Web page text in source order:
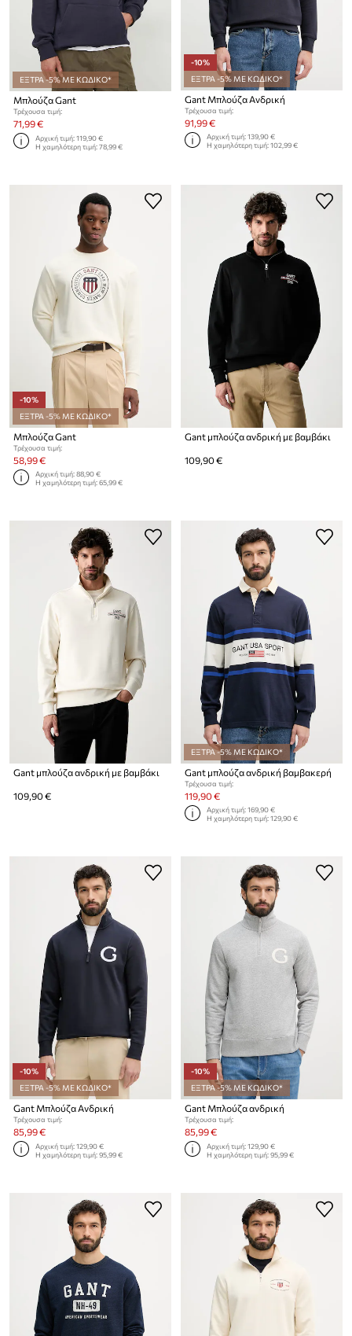
ΕΞΤΡΑ -5% ΜΕ ΚΩΔΙΚΟ*
Μπλούζα Gant
Τρέχουσα τιμή:
71,99 €
Αρχική τιμή:119,90 €
Η χαμηλότερη τιμή:78,99 €
-10%
ΕΞΤΡΑ -5% ΜΕ ΚΩΔΙΚΟ*
Gant Μπλούζα Ανδρική
Τρέχουσα τιμή:
91,99 €
Αρχική τιμή:139,90 €
Η χαμηλότερη τιμή:102,99 €
-10%
ΕΞΤΡΑ -5% ΜΕ ΚΩΔΙΚΟ*
Μπλούζα Gant
Τρέχουσα τιμή:
58,99 €
Αρχική τιμή:88,90 €
Η χαμηλότερη τιμή:65,99 €
Gant μπλούζα ανδρική με βαμβάκι
109,90 €
Gant μπλούζα ανδρική με βαμβάκι
109,90 €
ΕΞΤΡΑ -5% ΜΕ ΚΩΔΙΚΟ*
Gant μπλούζα ανδρική βαμβακερή
Τρέχουσα τιμή:
119,90 €
Αρχική τιμή:169,90 €
Η χαμηλότερη τιμή:129,90 €
-10%
ΕΞΤΡΑ -5% ΜΕ ΚΩΔΙΚΟ*
Gant Μπλούζα Ανδρική
Τρέχουσα τιμή:
85,99 €
Αρχική τιμή:129,90 €
Η χαμηλότερη τιμή:95,99 €
-10%
ΕΞΤΡΑ -5% ΜΕ ΚΩΔΙΚΟ*
Gant Μπλούζα ανδρική
Τρέχουσα τιμή:
85,99 €
Αρχική τιμή:129,90 €
Η χαμηλότερη τιμή:95,99 €